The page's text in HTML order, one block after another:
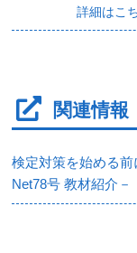
詳細はこ
関連情報
検定対策を始める
Net78号 教材紹介－